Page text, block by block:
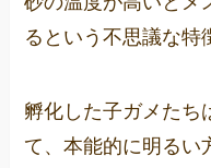
るという不思議な特
孵化した子ガメたち
て、本能的に明るい